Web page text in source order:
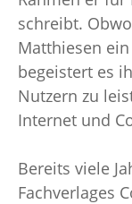
schreibt.
Matthiesen
begeistert es
Nutzern zu
Internet und
Bereits viele
Fachverlages